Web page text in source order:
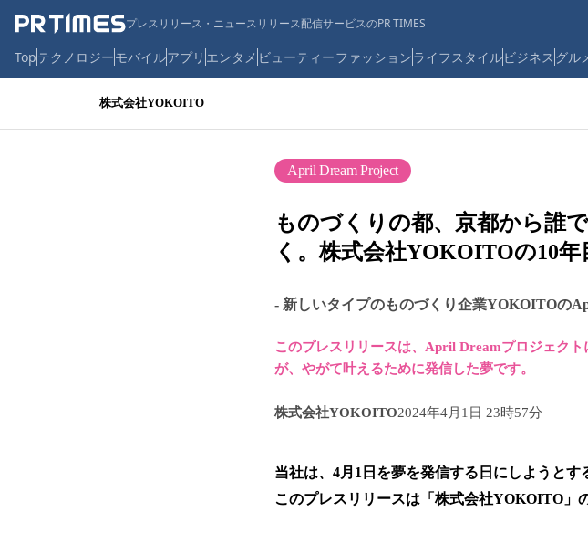
プレスリリース・ニュースリリース配信サービスのPR TIMES
Topテクノロジーモバイルアプリ エンタメ ビューティーファッションライフスタイルビジネス グル
株式会社YOKOITO
April Dream Project
ものづくりの都、京都から誰
く。株式会社YOKOITOの10
- 新しいタイプのものづくり企業YOKOITOの
このプレスリリースは、April Dreamプロジェク
が、やがて叶えるために発信した夢です。
株式会社YOKOITO2024年4月1日 23時57分
当社は、4月1日を夢を発信する日にしようとす
このプレスリリースは「株式会社YOKOITO」